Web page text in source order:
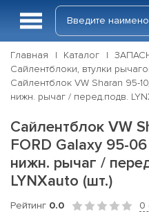
Главная Каталог
Сайлентблоки, втулки
Сайлентблок VW Sharan 95-
нижн. рычаг / перед.подв.
Сайлентблок VW
FORD Galaxy 95-
нижн. рычаг /
LYNXauto (шт.)
Рейтинг 0.0 0